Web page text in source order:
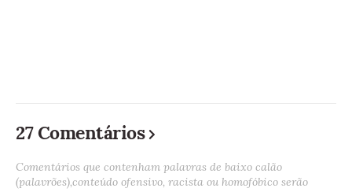
27 Comentários
Comentários que contenham palavras de baixo calão
(palavrões),conteúdo ofensivo, racista ou homofóbico serão